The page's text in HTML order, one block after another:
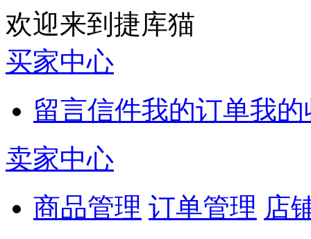
欢迎来到捷库猫
买家中心
留言信件我的订单我的
卖家中心
商品管理 订单管理 店